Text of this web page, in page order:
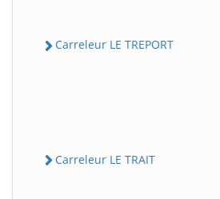
Carreleur LE TREPORT
Carreleur LE TRAIT